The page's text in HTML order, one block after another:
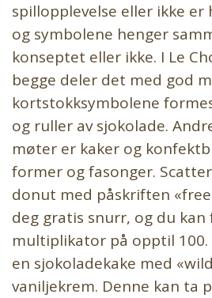
spillopplevelse eller ikke
og symbolene henger
konseptet eller ikke. I Le
begge deler det med god
kortstokksymbolene
og ruller av sjokolade.
møter er kaker og
former og fasonger.
donut med påskriften
deg gratis snurr, og du kan
multiplikator på opptil
en sjokoladekake med
vaniljekrem. Denne kan ta